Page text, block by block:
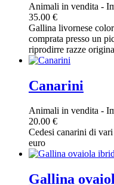
Animali in vendita -
35.00 €
Gallina livornese
comprata presso un
riprodirre razze
Canarini
Animali in vendita -
20.00 €
Cedesi canarini di
euro
Gallina